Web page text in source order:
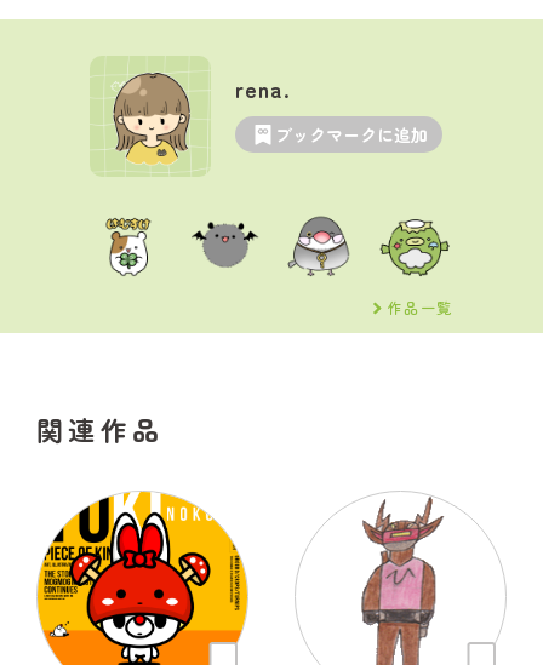
rena.
ブックマークに追加
作品一覧
関連作品